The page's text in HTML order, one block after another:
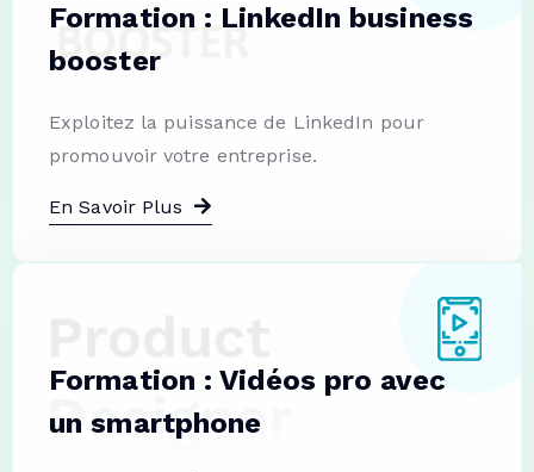
Formation : LinkedIn business
booster
Exploitez la puissance de LinkedIn pour
promouvoir votre entreprise.
En Savoir Plus
Formation : Vidéos pro avec
un smartphone